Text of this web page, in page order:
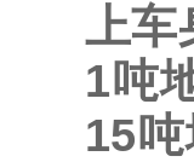
上车
1吨
15